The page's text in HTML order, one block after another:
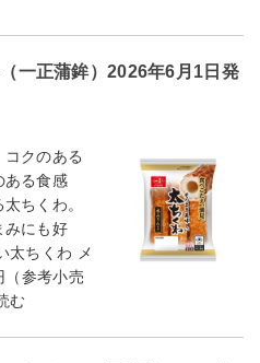
一正蒲鉾）2026年6月1日発
クのある
ある食感
ちくわ。
みにも好
太ちくわ メ
（参考小売
む